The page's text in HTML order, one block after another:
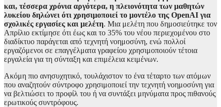
και, τέσσερα χρόνια αργότερα, η πλειονότητα των μαθητών
λυκείου δηλώνει ότι χρησιμοποιεί το μοντέλο της OpenAI για
σχολικές εργασίες και μελέτη. Μια μελέτη που δημοσιεύτηκε τον
Απρίλιο εκτίμησε ότι έως και το 35% του νέου περιεχομένου στο
διαδίκτυο παράγεται από τεχνητή νοημοσύνη, ενώ πολλοί
εργαζόμενοι σε επαγγέλματα γραφείου χρησιμοποιούν τέτοια
εργαλεία για τη σύνταξη και επιμέλεια κειμένων.
Ακόμη πιο ανησυχητικό, τουλάχιστον το ένα τέταρτο των ατόμων
που αναζητούν σύντροφο χρησιμοποιεί την τεχνητή νοημοσύνη για
να βελτιώσει το προφίλ του ή να συντάξει μηνύματα προς πιθανούς
ερωτικούς συντρόφους.